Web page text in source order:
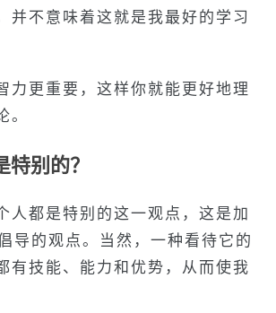
并不意味着这就是我最好的学习
力更重要，这样你就能更好地理
。
别的？
人都是特别的这一观点，这是加
导的观点。当然，一种看待它的
有技能、能力和优势，从而使我